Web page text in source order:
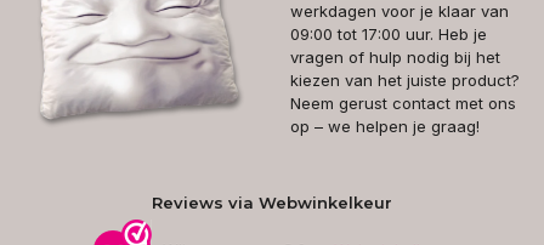
werkdagen voor je klaar van
09:00 tot 17:00 uur. Heb je
vragen of hulp nodig bij het
kiezen van het juiste product?
Neem gerust contact met ons
op – we helpen je graag!
Reviews via Webwinkelkeur